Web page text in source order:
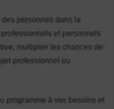
personnes dans la
et personnels
multiplier les chances de
professionnel ou
programme à vos besoins et